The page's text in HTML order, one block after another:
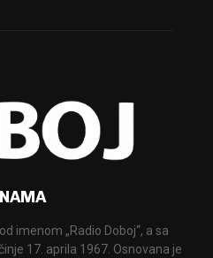
imenom „Radio Doboj“, a sa
17. aprila 1967. Osnovana je